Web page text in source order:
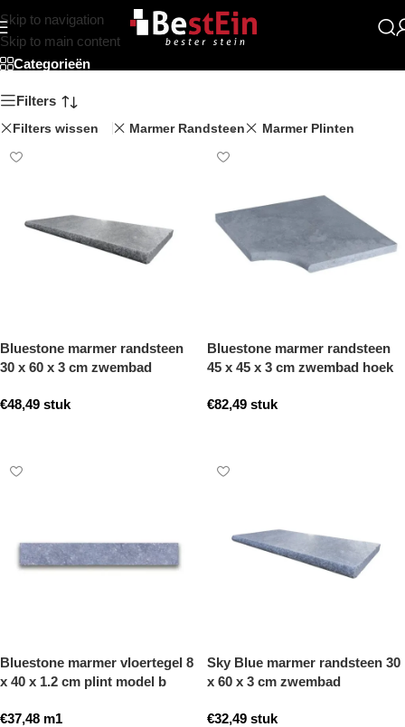
Skip to navigation
Skip to main content
Beststein
Categorieën
Filters
Filters wissen Marmer Randsteen Marmer Plinten
Bluestone marmer randsteen
30 x 60 x 3 cm zwembad
€48,49 stuk
Bluestone marmer randsteen
45 x 45 x 3 cm zwembad hoek
€82,49 stuk
Bluestone marmer vloertegel 8
x 40 x 1.2 cm plint model b
€37,48 m1
Sky Blue marmer randsteen 30
x 60 x 3 cm zwembad
€32,49 stuk